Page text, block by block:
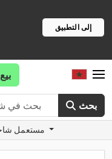
إلى التطبيق
بحث
بيع